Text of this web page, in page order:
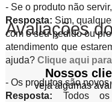
- Se o produto não
Resposta: Sim,
com o seu pedido ou
atendimento que
ajuda? Clique aqui
- Os produtos são
Resposta: Todos os
Avaliações
Nossos
veja algumas